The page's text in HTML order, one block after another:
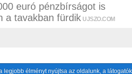
euró pénzbírságot is
a tavakban fürdik UJSZO.COM
legjobb élményt nyújtsa az oldalunk, a látogatók